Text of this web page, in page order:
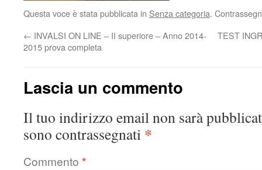
Questa voce è stata pubblicata in Senza categoria.
← INVALSI ON LINE – II superiore – Anno 2014-
2015 prova completa
TEST
Lascia un commento
Il tuo indirizzo email non sarà
sono contrassegnati *
Commento *